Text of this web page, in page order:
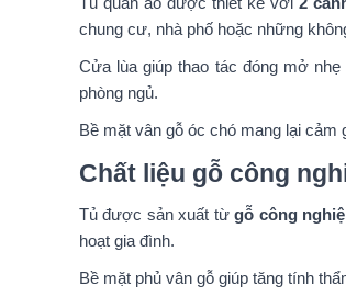
chung cư, nhà phố hoặc những
Cửa lùa giúp thao tác đóng mở
phòng ngủ.
Bề mặt vân gỗ óc chó mang lại
Chất liệu gỗ công
Tủ được sản xuất từgỗ công
hoạt gia đình.
Bề mặt phủ vân gỗ giúp tăng tính